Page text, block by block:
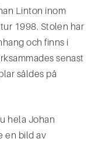
Linton inom
1998. Stolen har
och finns i
senast
såldes på
hela Johan
en bild av